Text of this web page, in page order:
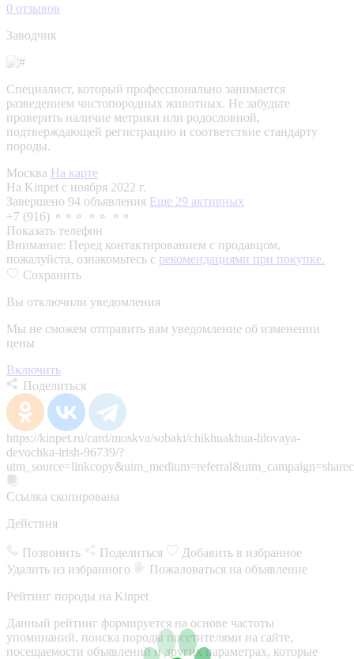
0 отзывов
Заводчик
Специалист, который профессионально занимается
разведением чистопородных животных. Не забудьте
проверить наличие метрики или родословной,
подтверждающей регистрацию и соответствие стандарту
породы.
Москва На карте
На Kinpet c ноября 2022 г.
Завершено 94 объявления Еще 29 активных
+7 (916) ⚬⚬⚬ ⚬⚬ ⚬⚬
Показать телефон
Внимание: Перед контактированием с продавцом,
пожалуйста, ознакомьтесь с рекомендациями при покупке.
Сохранить
Вы отключили уведомления
Мы не сможем отправить вам уведомление об изменении
цены
Включить
Поделиться
https://kinpet.ru/card/moskva/sobaki/chikhuakhua-lilovaya-
devochka-irish-96739/?
Ссылка скопирована
Действия
Позвонить Поделиться
Добавить в избранное
Удалить из избранного
Пожаловаться на объявление
Рейтинг породы на Kinpet
Данный рейтинг формируется на основе частоты
упоминаний, поиска породы посетителями на сайте,
посещаемости объявлений и других параметрах, которые